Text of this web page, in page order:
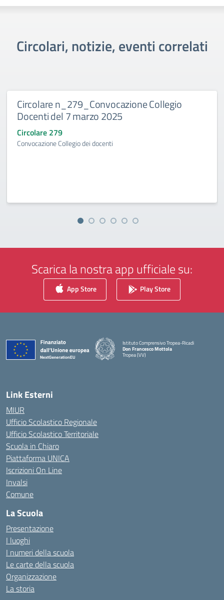
Circolari, notizie, eventi correlati
Circolare n_279_Convocazione Collegio
Docenti del 7 marzo 2025
Circolare 279
Convocazione Collegio dei docenti
Scarica la nostra app ufficiale su:
App Store Play Store
Istituto Comprensivo Tropea-Ricadi
Don Francesco Mottola
Tropea (VV)
— Visita la pagina iniziale della scuola
Link Esterni
MIUR
Ufficio Scolastico Regionale
Ufficio Scolastico Territoriale
Scuola in Chiaro
Piattaforma UNICA
Iscrizioni On Line
Invalsi
Comune
La Scuola
Presentazione
I luoghi
I numeri della scuola
Le carte della scuola
Organizzazione
La storia